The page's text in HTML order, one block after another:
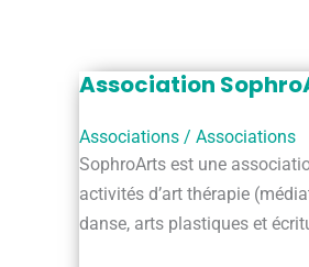
Association
Associations / Associations
SophroArts est une
activités d’art thérapie
danse, arts plastiques et